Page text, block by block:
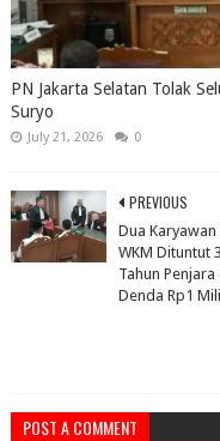
PN Jakarta Selatan Tolak
Suryo
July 21, 2026 0
PREVIOUS
Dua Karyawan
WKM Dituntut
Tahun Penjara
Denda Rp1
POST A COMMENT